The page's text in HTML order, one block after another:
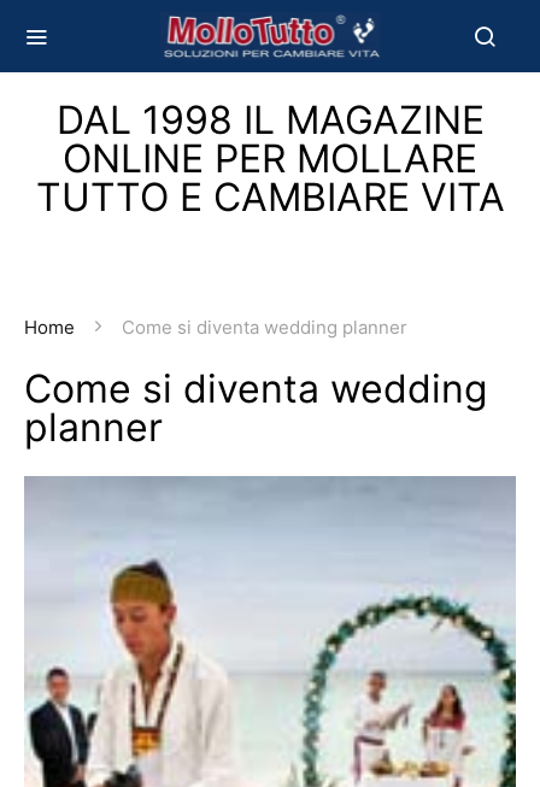
DAL 1998 IL MAGAZINE
ONLINE PER MOLLARE
TUTTO E CAMBIARE VITA
Home Come si diventa wedding planner
Come si diventa wedding
planner